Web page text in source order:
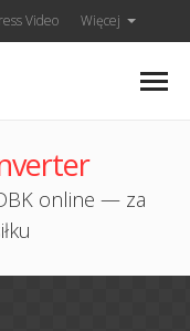
Video Więcej
online — za